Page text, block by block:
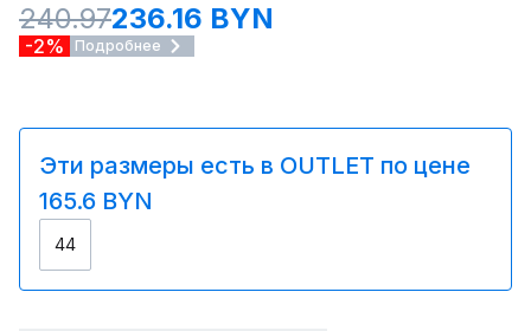
240.97236.16 BYN
-2% Подробнее
Эти размеры есть в OUTLET по цене
165.6 BYN
44